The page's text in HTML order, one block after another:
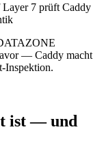
7 prüft Caddy
— Caddy macht
Inspektion.
ist — und